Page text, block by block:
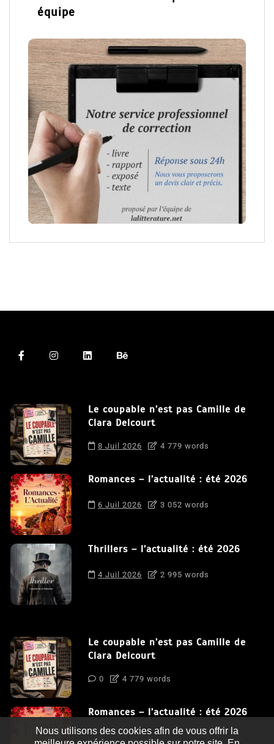
équipe
Le coupable n’est pas Camille de
Clara Delcourt
8 Juil 2026 4 779 words
Romances – l’actualité : été 2026
6 Juil 2026 3 052 words
Thrillers – l’actualité : été 2026
4 Juil 2026 2 995 words
Le coupable n’est pas Camille de
Clara Delcourt
0 4 779 words
Romances – l’actualité : été 2026
0 3 052 words
Nous utilisons des cookies afin de vous offrir la